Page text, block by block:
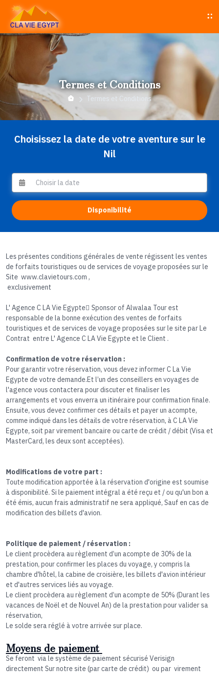
Termes et Conditions
Termes et Conditions
Choisissez la date de votre aventure sur le
Nil
Disponibilité
Les présentes conditions générales de vente régissent les ventes
de forfaits touristiques ou de services de voyage proposées sur le
Site www.clavietours.com ,
exclusivement
L' Agence C LA Vie Egypte ٍSponsor of Alwalaa Tour est
responsable de la bonne exécution des ventes de forfaits
touristiques et de services de voyage proposées sur le site par Le
Contrat entre L' Agence C LA Vie Egypte et le Client .
Confirmation de votre réservation :
Pour garantir votre réservation, vous devez informer C La Vie
Egypte de votre demande.Et l’un des conseillers en voyages de
l'agence vous contactera pour discuter et finaliser les
arrangements et vous enverra un itinéraire pour confirmation finale.
Ensuite, vous devez confirmer ces détails et payer un acompte,
comme indiqué dans les détails de votre réservation, à C LA Vie
Egypte, soit par virement bancaire ou carte de crédit / débit (Visa et
MasterCard, les deux sont acceptées).
Modifications de votre part :
Toute modification apportée à la réservation d'origine est soumise
à disponibilité. Si le paiement intégral a été reçu et / ou qu'un bon a
été émis, aucun frais administratif ne sera appliqué, Sauf en cas de
modification des billets d'avion.
Politique de paiement / réservation :
Le client procèdera au règlement d’un acompte de 30% de la
prestation, pour confirmer les places du voyage, y compris la
chambre d'hôtel, la cabine de croisière, les billets d'avion intérieur
et d'autres services liés au voyage.
Le client procèdera au règlement d’un acompte de 50% (Durant les
vacances de Noël et de Nouvel An) de la prestation pour valider sa
réservation,
Le solde sera réglé à votre arrivée sur place.
Moyens de paiement
Se feront via le système de paiement sécurisé Verisign
directement Sur notre site (par carte de crédit) ou par virement